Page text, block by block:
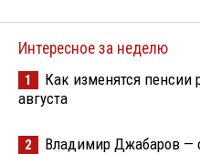
Интересное за неделю
1
Как изменятся пенсии
августа
2 Владимир Джабаров —